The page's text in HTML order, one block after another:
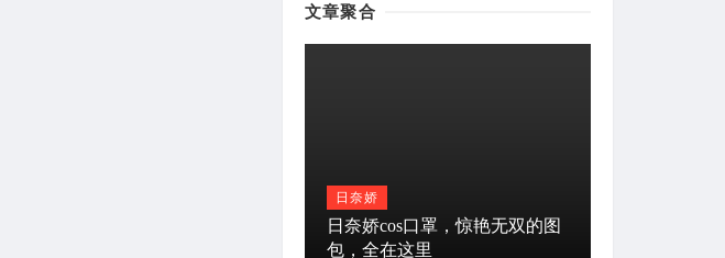
文章聚合
日奈娇
日奈娇cos口罩，惊艳无双的图
包，全在这里